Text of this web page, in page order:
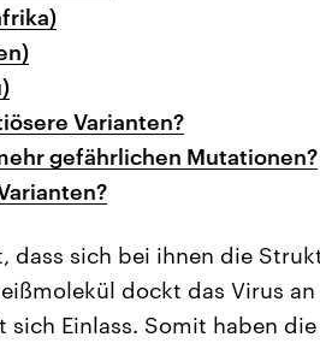
Varianten?
gefährlichen Mutationen?
dass sich bei ihnen die
dockt das Virus
sich Einlass. Somit haben